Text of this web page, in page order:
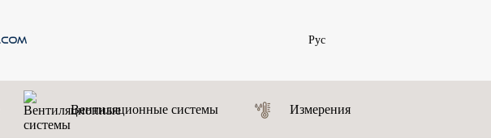
Рус
Вентиляционные системы Измерения